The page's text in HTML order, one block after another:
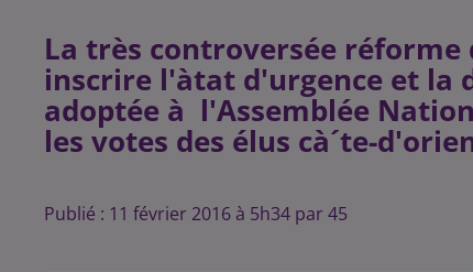
La très controversée
inscrire l'àtat d'urgence et la
adoptée à l'Assemblée
Publié : 11 février 2016 à 5h34 par 45